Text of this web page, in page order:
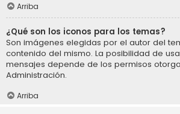
Arriba
¿Qué son los iconos para los temas?
Son imágenes elegidas por el autor del
contenido del mismo. La posibilidad de
mensajes depende de los permisos
Administración.
Arriba